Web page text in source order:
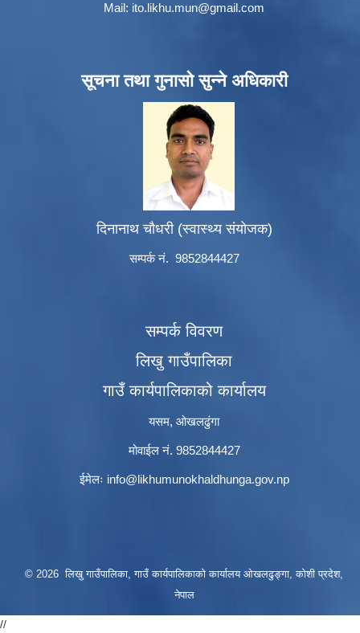
Mail: ito.likhu.mun@gmail.com
सूचना तथा गुनासो सुन्ने अधिकारी
दिनानाथ चौधरी (स्वास्थ्य संयोजक)
सम्पर्क नं. 9852844427
सम्पर्क विवरण
लिखु गाउँपालिका
गाउँ कार्यपालिकाको कार्यालय
यसम, ओखलढुंगा
मोवाईल नं. 9852844427
ईमेलः info@likhumunokhaldhunga.gov.np
© 2026 लिखु गाउँपालिका, गाउँ कार्यपालिकाको कार्यालय ओखलढुङ्गा, कोशी प्रदेश,
नेपाल
//